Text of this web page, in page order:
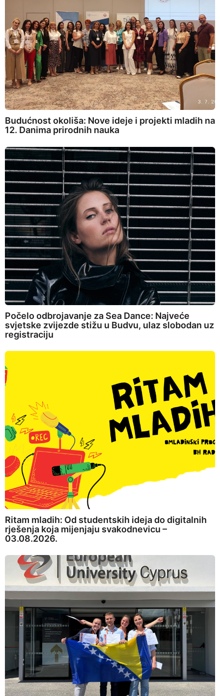
Budućnost okoliša: Nove ideje i projekti mladih na
12. Danima prirodnih nauka
Počelo odbrojavanje za Sea Dance: Najveće
svjetske zvijezde stižu u Budvu, ulaz slobodan uz
registraciju
Ritam mladih: Od studentskih ideja do digitalnih
rješenja koja mijenjaju svakodnevicu –
03.08.2026.